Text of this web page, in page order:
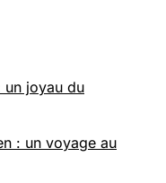
un joyau du
: un voyage au